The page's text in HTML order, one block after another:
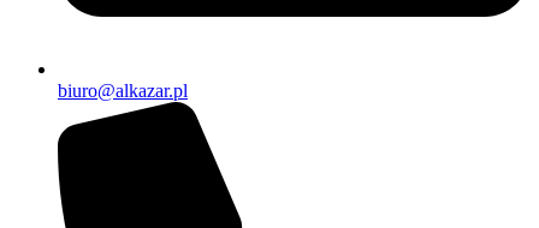
biuro@alkazar.pl